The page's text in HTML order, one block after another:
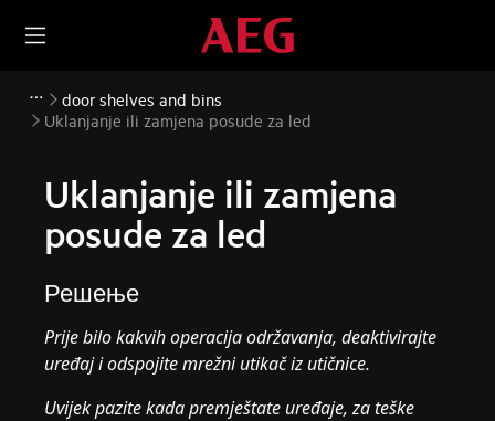
door shelves and bins
Uklanjanje ili zamjena posude za led
Uklanjanje ili zamjena
posude za led
Решење
Prije bilo kakvih operacija održavanja, deaktivirajte
uređaj i odspojite mrežni utikač iz utičnice.
Uvijek pazite kada premještate uređaje, za teške